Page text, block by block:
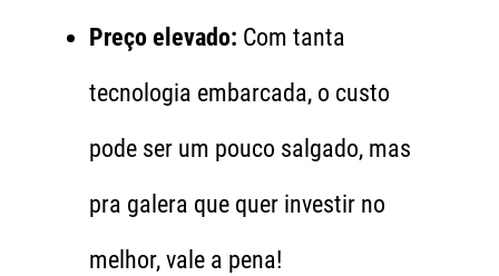
Preço elevado: Com tanta
tecnologia embarcada, o custo
pode ser um pouco salgado, mas
pra galera que quer investir no
melhor, vale a pena!